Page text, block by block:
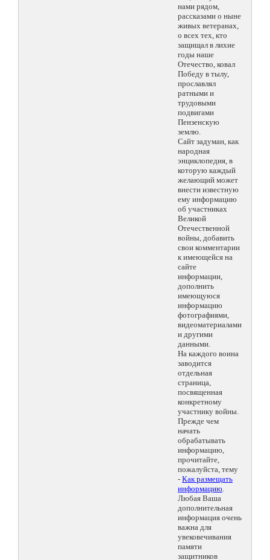
нами рядом,
рассказами о ныне
живых ветеранах,
о всех тех, кто
защищал в лихие
годы наше
Отечество, ковал
Победу в тылу,
прославлял
ратными и
трудовыми
подвигами
Пензенскую
землю.
Сайт задуман, как
народная
энциклопедия, в
которую каждый
желающий может
внести известную
ему информацию
об участниках
Великой
Отечественной
войны, добавить
свои комментарии
к имеющейся на
сайте
информации,
дополнить
имеющуюся
информацию
фотографиями,
видеоматериалами
и другими
данными.
На каждого воина
заводится
отдельная
страница,
посвященная
конкретному
участнику войны.
Прежде чем
начать
обрабатывать
информацию,
прочитайте,
пожалуйста, тему
- Как размещать
информацию.
Любая Ваша
дополнительная
информация очень
важна для
увековечивания
памяти
защитников